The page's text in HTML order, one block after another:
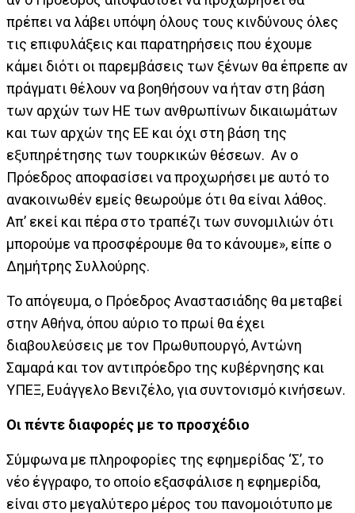
πρέπει να λάβει υπόψη όλους τους κινδύνους όλες
τις επιφυλάξεις και παρατηρήσεις που έχουμε
κάμει διότι οι παρεμβάσεις των ξένων θα έπρεπε αν
πράγματι θέλουν να βοηθήσουν να ήταν στη βάση
των αρχών των ΗΕ των ανθρωπίνων δικαιωμάτων
και των αρχών της ΕΕ και όχι στη βάση της
εξυπηρέτησης των τουρκικών θέσεων. Αν ο
Πρόεδρος αποφασίσει να προχωρήσει με αυτό το
ανακοινωθέν εμείς θεωρούμε ότι θα είναι λάθος.
Απ’ εκεί και πέρα στο τραπέζι των συνομιλιών ότι
μπορούμε να προσφέρουμε θα το κάνουμε», είπε ο
Δημήτρης Συλλούρης.
Το απόγευμα, ο Πρόεδρος Αναστασιάδης θα μεταβεί
στην Αθήνα, όπου αύριο το πρωί θα έχει
διαβουλεύσεις με τον Πρωθυπουργό, Αντώνη
Σαμαρά και τον αντιπρόεδρο της κυβέρνησης και
ΥΠΕΞ, Ευάγγελο Βενιζέλο, για συντονισμό κινήσεων.
Οι πέντε διαφορές με το προσχέδιο
Σύμφωνα με πληροφορίες της εφημερίδας ‘Σ’, το
νέο έγγραφο, το οποίο εξασφάλισε η εφημερίδα,
είναι στο μεγαλύτερο μέρος του πανομοιότυπο με